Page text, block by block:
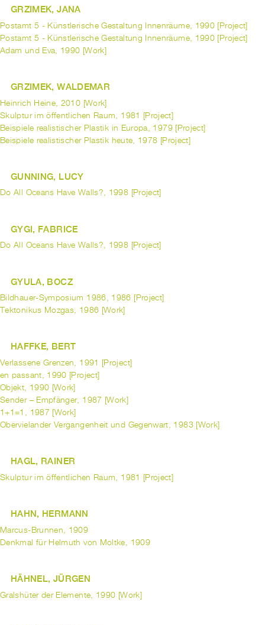
GRZIMEK, JANA
Postamt 5 - Künstlerische Gestaltung Innenräume, 1990 [Project]
Postamt 5 - Künstlerische Gestaltung Innenräume, 1990 [Project]
Adam und Eva, 1990 [Work]
GRZIMEK, WALDEMAR
Heinrich Heine, 2010 [Work]
Skulptur im öffentlichen Raum, 1981 [Project]
Beispiele realistischer Plastik in Europa, 1979 [Project]
Beispiele realistischer Plastik heute, 1978 [Project]
GUNNING, LUCY
Do All Oceans Have Walls?, 1998 [Project]
GYGI, FABRICE
Do All Oceans Have Walls?, 1998 [Project]
GYULA, BOCZ
Bildhauer-Symposium 1986, 1986 [Project]
Tektonikus Mozgas, 1986 [Work]
HAFFKE, BERT
Verlassene Grenzen, 1991 [Project]
en passant, 1990 [Project]
Objekt, 1990 [Work]
Sender – Empfänger, 1987 [Work]
1+1=1, 1987 [Work]
Obervielander Vergangenheit und Gegenwart, 1983 [Work]
HAGL, RAINER
Skulptur im öffentlichen Raum, 1981 [Project]
HAHN, HERMANN
Marcus-Brunnen, 1909
Denkmal für Helmuth von Moltke, 1909
HÄHNEL, JÜRGEN
Gralshüter der Elemente, 1990 [Work]